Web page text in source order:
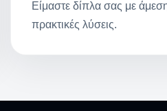
Είμαστε δίπλα σας με
πρακτικές λύσεις.